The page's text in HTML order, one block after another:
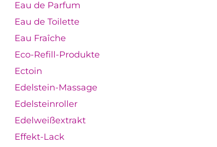
Eau de Parfum
Eau de Toilette
Eau Fraîche
Eco-Refill-Produkte
Ectoin
Edelstein-Massage
Edelsteinroller
Edelweißextrakt
Effekt-Lack